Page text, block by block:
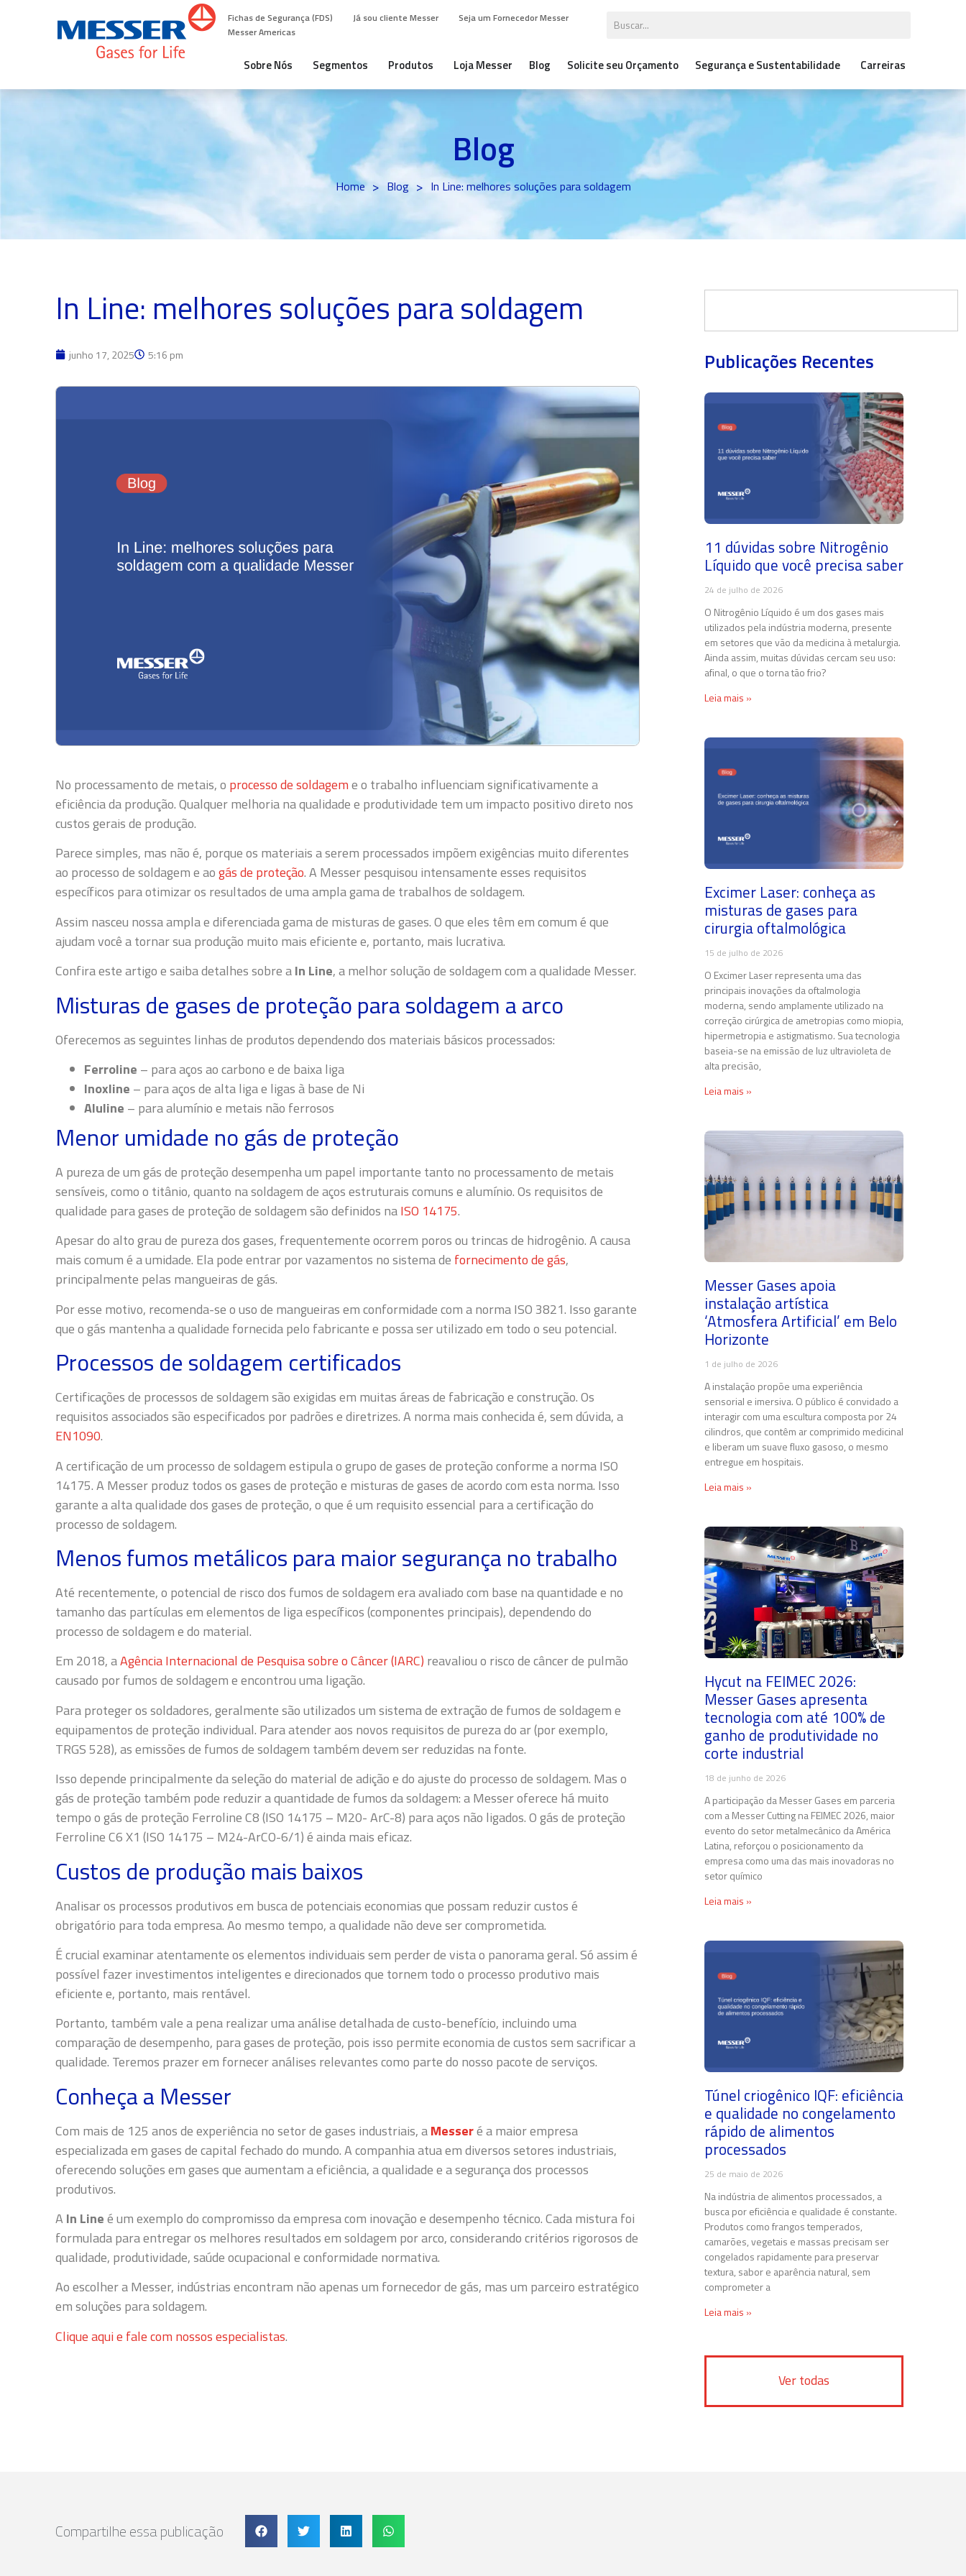
Fichas de Segurança (FDS) Já sou cliente Messer
Seja um Fornecedor Messer
Messer Americas
Sobre Nós Segmentos Produtos Loja Messer Blog Solicite seu Orçamento Segurança e Sustentabilidade Carreiras
Blog
Home > Blog > In Line: melhores soluções para soldagem
In Line: melhores soluções para soldagem
junho 17, 2025 5:16 pm
No processamento de metais, o processo de soldageme o trabalho influenciam significativamente a
eficiência da produção. Qualquer melhoria na qualidade e produtividade tem um impacto positivo direto nos
custos gerais de produção.
Parece simples, mas não é, porque os materiais a serem processados ​​impõem exigências muito diferentes
ao processo de soldagem e aogás de proteção. A Messer pesquisou intensamente esses requisitos
específicos para otimizar os resultados de uma ampla gama de trabalhos de soldagem.
Assim nasceu nossa ampla e diferenciada gama de misturas de gases. O que eles têm em comum é que
ajudam você a tornar sua produção muito mais eficiente e, portanto, mais lucrativa.
Confira este artigo e saiba detalhes sobre aIn Line, a melhor solução de soldagem com a qualidade Messer.
Misturas de gases de proteção para soldagem a arco
Oferecemos as seguintes linhas de produtos dependendo dos materiais básicos processados:
Ferroline – para aços ao carbono e de baixa liga
Inoxline – para aços de alta liga e ligas à base de Ni
Aluline – para alumínio e metais não ferrosos
Menor umidade no gás de proteção
A pureza de um gás de proteção desempenha um papel importante tanto no processamento de metais
sensíveis, como o titânio, quanto na soldagem de aços estruturais comuns e alumínio. Os requisitos de
qualidade para gases de proteção de soldagemsão definidos naISO 14175.
Apesar do alto grau de pureza dos gases, frequentemente ocorrem poros ou trincas de hidrogênio. A causa
mais comum é a umidade. Ela pode entrar por vazamentos no sistema de fornecimento de gás,
principalmente pelas mangueiras de gás.
Por esse motivo, recomenda-se o uso de mangueiras em conformidade com a norma ISO 3821. Isso garante
que o gás mantenha a qualidade fornecida pelo fabricante e possa ser utilizado em todo o seu potencial.
Processos de soldagem certificados
Certificações de processos de soldagem são exigidas em muitas áreas de fabricação e construção. Os
requisitos associados são especificados por padrões e diretrizes. A norma mais conhecida é, sem dúvida, a
EN1090.
A certificação de um processo de soldagem estipula o grupo de gases de proteção conforme a norma ISO
14175. A Messer produz todos os gases de proteção e misturas de gases de acordo com esta norma. Isso
garante a alta qualidade dos gases de proteção, o que é um requisito essencial para a certificação do
processo de soldagem.
Menos fumos metálicos para maior segurança no trabalho
Até recentemente, o potencial de risco dos fumos de soldagem era avaliado com base na quantidade e no
tamanho das partículas em elementos de liga específicos (componentes principais), dependendo do
processo de soldagem e do material.
Em 2018, aAgência Internacional de Pesquisa sobre o Câncer (IARC) reavaliou o risco de câncer de pulmão
causado por fumos de soldagem e encontrou uma ligação.
Para proteger os soldadores, geralmente são utilizados um sistema de extração de fumos de soldagem e
equipamentos de proteção individual. Para atender aos novos requisitos de pureza do ar (por exemplo,
TRGS 528), as emissões de fumos de soldagem também devem ser reduzidas na fonte.
Isso depende principalmente da seleção do material de adição e do ajuste do processo de soldagem. Mas o
gás de proteção também pode reduzir a quantidade de fumos da soldagem: a Messer oferece há muito
tempo o gás de proteção Ferroline C8 (ISO 14175 – M20- ArC-8) para aços não ligados. O gás de proteção
Ferroline C6 X1 (ISO 14175 – M24-ArCO-6/1) é ainda mais eficaz.
Custos de produção mais baixos
Analisar os processos produtivos em busca de potenciais economias que possam reduzir custos é
obrigatório para toda empresa. Ao mesmo tempo, a qualidade não deve ser comprometida.
É crucial examinar atentamente os elementos individuais sem perder de vista o panorama geral. Só assim é
possível fazer investimentos inteligentes e direcionados que tornem todo o processo produtivo mais
eficiente e, portanto, mais rentável.
Portanto, também vale a pena realizar uma análise detalhada de custo-benefício, incluindo uma
comparação de desempenho, para gases de proteção, pois isso permite economia de custos sem sacrificar a
qualidade. Teremos prazer em fornecer análises relevantes como parte do nosso pacote de serviços.
Conheça a Messer
Com mais de 125 anos de experiência no setor de gases industriais, aMesseré a maior empresa
especializada em gases de capital fechado do mundo. A companhia atua em diversos setores industriais,
oferecendo soluções em gases que aumentam a eficiência, a qualidade e a segurança dos processos
produtivos.
A In Lineé um exemplo do compromisso da empresa com inovação e desempenho técnico. Cada mistura foi
formulada para entregar os melhores resultados em soldagem por arco, considerando critérios rigorosos de
qualidade, produtividade, saúde ocupacional e conformidade normativa.
Ao escolher a Messer, indústrias encontram não apenas um fornecedor de gás, mas um parceiro estratégico
em soluções para soldagem.
Clique aqui e fale com nossos especialistas.
Publicações Recentes
11 dúvidas sobre Nitrogênio
Líquido que você precisa saber
24 de julho de 2026
O Nitrogênio Líquido é um dos gases mais
utilizados pela indústria moderna, presente
em setores que vão da medicina à metalurgia.
Ainda assim, muitas dúvidas cercam seu uso:
afinal, o que o torna tão frio?
Leia mais »
Excimer Laser: conheça as
misturas de gases para
cirurgia oftalmológica
15 de julho de 2026
O Excimer Laser representa uma das
principais inovações da oftalmologia
moderna, sendo amplamente utilizado na
correção cirúrgica de ametropias como miopia,
hipermetropia e astigmatismo. Sua tecnologia
baseia-se na emissão de luz ultravioleta de
alta precisão,
Leia mais »
Messer Gases apoia
instalação artística
‘Atmosfera Artificial’ em Belo
Horizonte
1 de julho de 2026
A instalação propõe uma experiência
sensorial e imersiva. O público é convidado a
interagir com uma escultura composta por 24
cilindros, que contêm ar comprimido medicinal
e liberam um suave fluxo gasoso, o mesmo
entregue em hospitais.
Leia mais »
Hycut na FEIMEC 2026:
Messer Gases apresenta
tecnologia com até 100% de
ganho de produtividade no
corte industrial
18 de junho de 2026
A participação da Messer Gases em parceria
com a Messer Cutting na FEIMEC 2026, maior
evento do setor metalmecânico da América
Latina, reforçou o posicionamento da
empresa como uma das mais inovadoras no
setor químico
Leia mais »
Túnel criogênico IQF: eficiência
e qualidade no congelamento
rápido de alimentos
processados
25 de maio de 2026
Na indústria de alimentos processados, a
busca por eficiência e qualidade é constante.
Produtos como frangos temperados,
camarões, vegetais e massas precisam ser
congelados rapidamente para preservar
textura, sabor e aparência natural, sem
comprometer a
Leia mais »
Ver todas
Compartilhe essa publicação